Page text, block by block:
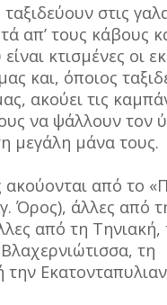
στις
απ’ τους κάβους
κτισμένες οι
και, όποιος
ακούει τις
να ψάλλουν τον
μεγάλη μάνα τους.
από το
Όρος), άλλες από
από τη Τηνιακή,
τη
την